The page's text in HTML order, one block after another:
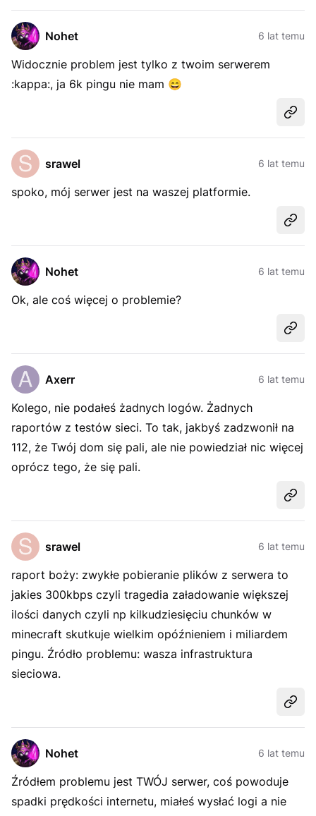
Nohet 6 lat temu
Widocznie problem jest tylko z twoim serwerem
:kappa:, ja 6k pingu nie mam 😄
srawel 6 lat temu
spoko, mój serwer jest na waszej platformie.
Nohet 6 lat temu
Ok, ale coś więcej o problemie?
Axerr 6 lat temu
Kolego, nie podałeś żadnych logów. Żadnych
raportów z testów sieci. To tak, jakbyś zadzwonił na
112, że Twój dom się pali, ale nie powiedział nic więcej
oprócz tego, że się pali.
srawel 6 lat temu
raport boży: zwykłe pobieranie plików z serwera to
jakies 300kbps czyli tragedia załadowanie większej
ilości danych czyli np kilkudziesięciu chunków w
minecraft skutkuje wielkim opóźnieniem i miliardem
pingu. Źródło problemu: wasza infrastruktura
sieciowa.
Nohet 6 lat temu
Źródłem problemu jest TWÓJ serwer, coś powoduje
spadki prędkości internetu, miałeś wysłać logi a nie